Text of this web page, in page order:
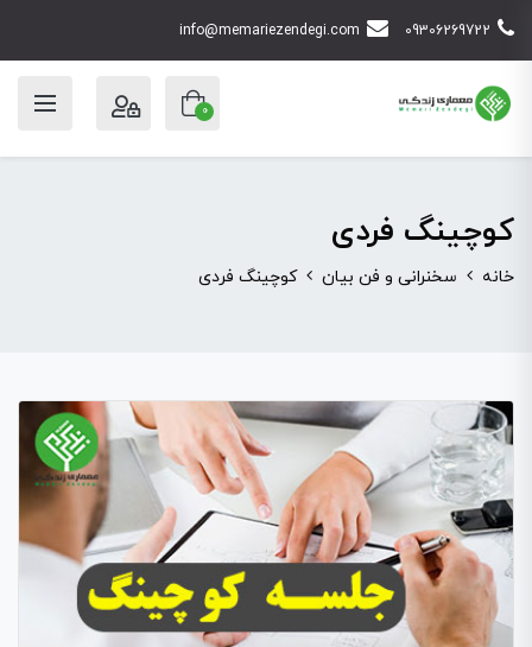
09306269722
info@memariezendegi.com
0
کوچینگ فردی
خانه سخنرانی و فن بیان کوچینگ فردی